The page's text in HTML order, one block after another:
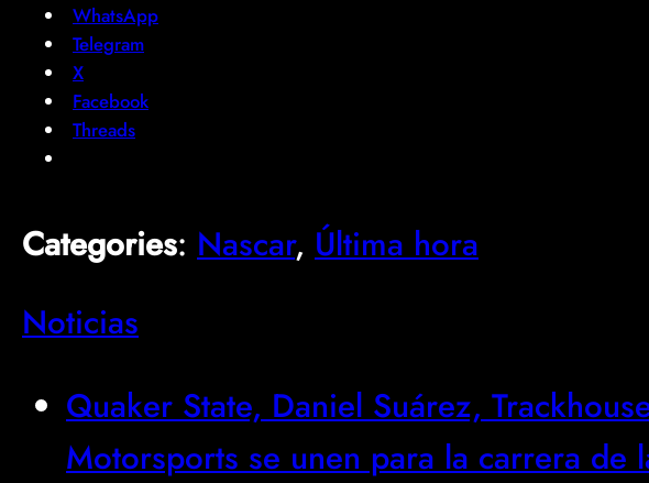
WhatsApp
Telegram
X
Facebook
Threads
Categories: Nascar, Última hora
Noticias
Quaker State, Daniel Suárez,
Motorsports se unen para la carrera de